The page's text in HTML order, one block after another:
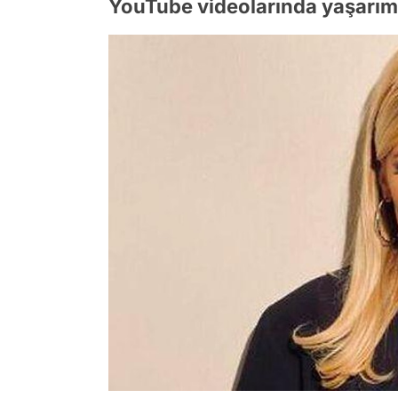
YouTube videolarında